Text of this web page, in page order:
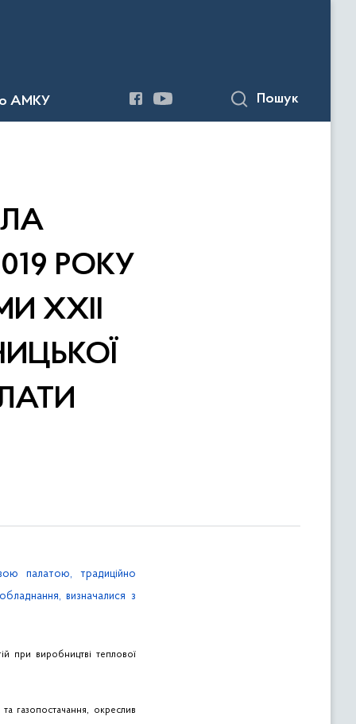
АМКУ Пошук
РОКУ
XХІІ
палатою, традиційно
визначалися з
при виробництві теплової
та газопостачання, окреслив